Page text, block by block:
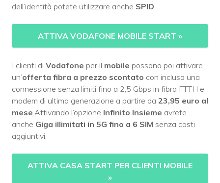
dell’identità potete utilizzare anche SPID
ATTIVA VODAFONE MOBILE START »
I clienti di Vodafone per il mobile possono poi attivare
un’offerta fibra a prezzo scontato con inclusa una
connessione senza limiti fino a 2,5 Gbps in fibra FTTH e
modem di ultima generazione a partire da 23,95 euro al
mese .Attivando l’opzione Infinito Insieme avrete
anche Giga illimitati in 5G fino a 6 SIM senza costi
aggiuntivi.
ATTIVA CASA START PER CLIENTI MOBILE
»